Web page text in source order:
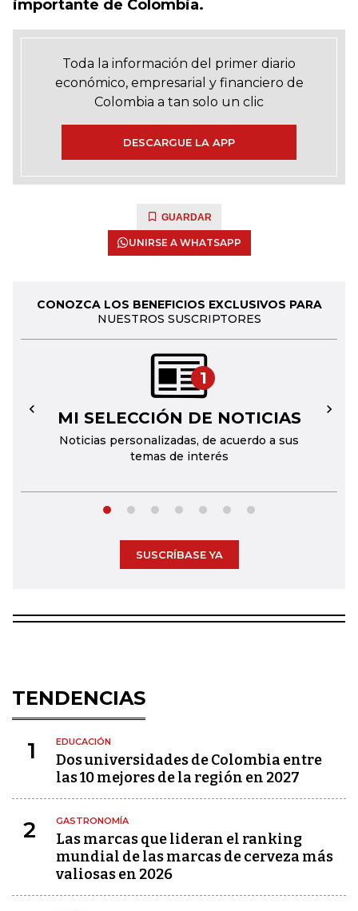
importante de Colombia.
Toda la información del primer diario
económico, empresarial y financiero de
Colombia a tan solo un clic
DESCARGUE LA APP
GUARDAR
UNIRSE A WHATSAPP
CONOZCA LOS BENEFICIOS EXCLUSIVOS PARA
NUESTROS SUSCRIPTORES
1
MI SELECCIÓN DE NOTICIAS
Noticias personalizadas, de acuerdo a sus
temas de interés
← →
SUSCRÍBASE YA
TENDENCIAS
1 EDUCACIÓN
Dos universidades de Colombia entre
las 10 mejores de la región en 2027
2 GASTRONOMÍA
Las marcas que lideran el ranking
mundial de las marcas de cerveza más
valiosas en 2026